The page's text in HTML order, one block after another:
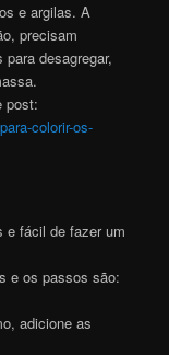
e argilas. A
precisam
desagregar,
post:
colorir-os-
e fácil de fazer um
e os passos são:
adicione as